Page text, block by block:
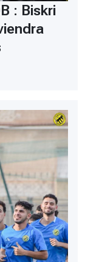
: Biskri